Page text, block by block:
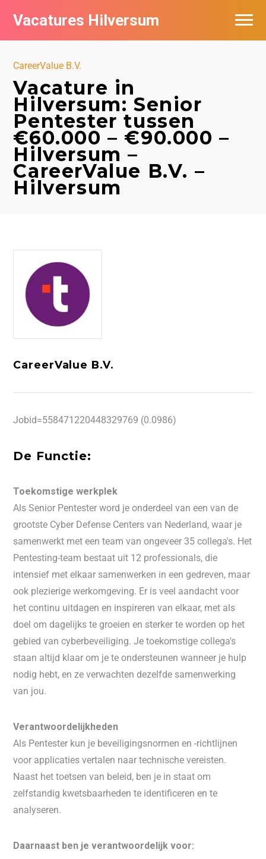
Vacatures Hilversum
CareerValue B.V.
Vacature in
Hilversum: Senior
Pentester tussen
€60.000 – €90.000 –
Hilversum –
CareerValue B.V. –
Hilversum
CareerValue B.V.
Jobid=558471220448329769 (0.0986)
De Functie:
Toekomstige werkplek
Als Senior Pentester word je onderdeel van een van de
grootste Cyber Defense Centers van Nederland, waar je
samenwerkt met een team van ongeveer 35 collega's. Het
Pentesting-team bestaat uit 12 professionals, die
intensief met elkaar samenwerken in een gedreven, maar
ook plezierige werkomgeving. Er is veel aandacht voor
het continu uitdagen en inspireren van elkaar, met als
doel om dagelijks te groeien en sterker te worden op het
gebied van cyberbeveiliging. Je toekomstige collega's
staan altijd klaar om je te ondersteunen wanneer je hulp
nodig hebt, en ze verwachten dezelfde samenwerking
van jou.
Verantwoordelijkheden
Als Pentester kun je beveiligingsnormen en -richtlijnen
voor applicaties vertalen naar technische vereisten.
Naast het toetsen van beleid, ben je in staat om
zelfstandig kwetsbaarheden te identificeren en te
analyseren.
Daarnaast ben je verantwoordelijk voor:
Vacatures per bedrijf in Hilversum